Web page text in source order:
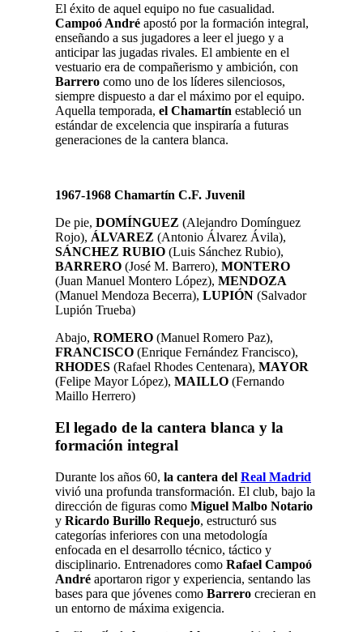
El éxito de aquel equipo no fue casualidad.
Campoó André apostó por la formación integral,
enseñando a sus jugadores a leer el juego y a
anticipar las jugadas rivales. El ambiente en el
vestuario era de compañerismo y ambición, con
Barrero como uno de los líderes silenciosos,
siempre dispuesto a dar el máximo por el equipo.
Aquella temporada, el Chamartín estableció un
estándar de excelencia que inspiraría a futuras
generaciones de la cantera blanca.
1967-1968 Chamartín C.F. Juvenil
De pie, DOMÍNGUEZ (Alejandro Domínguez
Rojo), ÁLVAREZ (Antonio Álvarez Ávila),
SÁNCHEZ RUBIO (Luis Sánchez Rubio),
BARRERO (José M. Barrero), MONTERO
(Juan Manuel Montero López), MENDOZA
(Manuel Mendoza Becerra), LUPIÓN (Salvador
Lupión Trueba)
Abajo, ROMERO (Manuel Romero Paz),
FRANCISCO (Enrique Fernández Francisco),
RHODES (Rafael Rhodes Centenara), MAYOR
(Felipe Mayor López), MAILLO (Fernando
Maillo Herrero)
El legado de la cantera blanca y la
formación integral
Durante los años 60, la cantera del Real Madrid
vivió una profunda transformación. El club, bajo la
dirección de figuras como Miguel Malbo Notario
y Ricardo Burillo Requejo, estructuró sus
categorías inferiores con una metodología
enfocada en el desarrollo técnico, táctico y
disciplinario. Entrenadores como Rafael Campoó
André aportaron rigor y experiencia, sentando las
bases para que jóvenes como Barrero crecieran en
un entorno de máxima exigencia.